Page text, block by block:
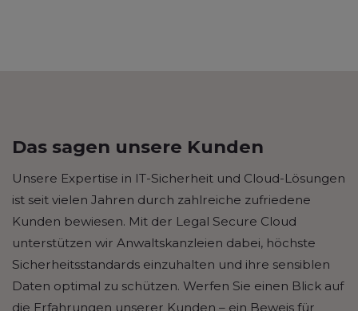
Das sagen unsere Kunden
Unsere Expertise in IT-Sicherheit und Cloud-Lösungen
ist seit vielen Jahren durch zahlreiche zufriedene
Kunden bewiesen. Mit der Legal Secure Cloud
unterstützen wir Anwaltskanzleien dabei, höchste
Sicherheitsstandards einzuhalten und ihre sensiblen
Daten optimal zu schützen. Werfen Sie einen Blick auf
die Erfahrungen unserer Kunden – ein Beweis für